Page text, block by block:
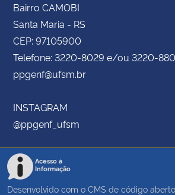
Bairro CAMOBI
Santa Maria - RS
CEP: 97105900
Telefone: 3220-8029 e/ou 3220-
ppgenf@ufsm.br
INSTAGRAM
@ppgenf_ufsm
Acesso à
Informação
Desenvolvido com o CMS de código aberto